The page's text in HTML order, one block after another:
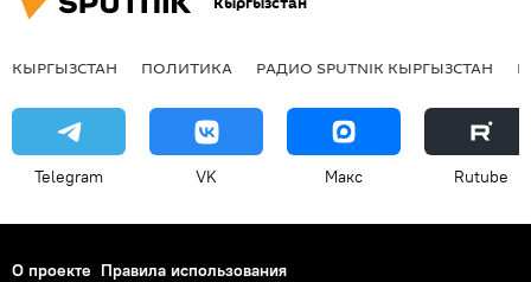
КЫРГЫЗСТАН ПОЛИТИКА РАДИО SPUTNIK КЫРГЫЗСТАН
Telegram VK Макс Rutube
О проекте Правила использования